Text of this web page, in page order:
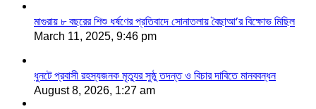
মাগুরায় ৮ বছরের শিশু ধর্ষণের প্রতিবাদে সোনাতলায় বৈছাআ’র বিক্ষোভ মিছিল
March 11, 2025, 9:46 pm
ধুনটে প্রবাসী রহস্যজনক মৃত্যুর সুষ্ঠু তদন্ত ও বিচার দাবিতে মানববন্ধন
August 8, 2026, 1:27 am